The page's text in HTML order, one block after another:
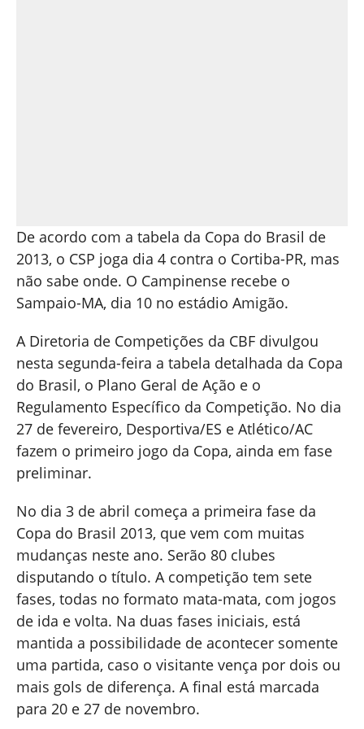
De acordo com a tabela da Copa do Brasil de
2013, o CSP joga dia 4 contra o Cortiba-PR, mas
não sabe onde. O Campinense recebe o
Sampaio-MA, dia 10 no estádio Amigão.
A Diretoria de Competições da CBF divulgou
nesta segunda-feira a tabela detalhada da Copa
do Brasil, o Plano Geral de Ação e o
Regulamento Específico da Competição. No dia
27 de fevereiro, Desportiva/ES e Atlético/AC
fazem o primeiro jogo da Copa, ainda em fase
preliminar.
No dia 3 de abril começa a primeira fase da
Copa do Brasil 2013, que vem com muitas
mudanças neste ano. Serão 80 clubes
disputando o título. A competição tem sete
fases, todas no formato mata-mata, com jogos
de ida e volta. Na duas fases iniciais, está
mantida a possibilidade de acontecer somente
uma partida, caso o visitante vença por dois ou
mais gols de diferença. A final está marcada
para 20 e 27 de novembro.